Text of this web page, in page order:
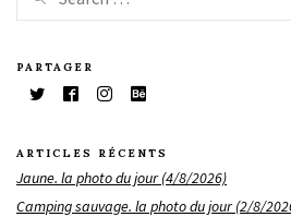
PARTAGER
ARTICLES RÉCENTS
Jaune. la photo du jour (4/8/2026)
Camping sauvage. la photo du jour (2/8/